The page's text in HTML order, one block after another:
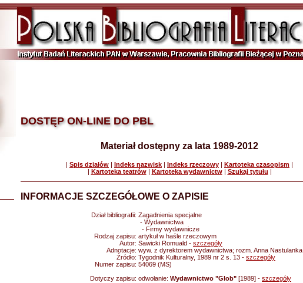
DOSTĘP ON-LINE DO PBL
Materiał dostępny za lata 1989-2012
| Spis działów | Indeks nazwisk | Indeks rzeczowy | Kartoteka czasopism |
| Kartoteka teatrów| Kartoteka wydawnictw| Szukaj tytułu |
INFORMACJE SZCZEGÓŁOWE O ZAPISIE
Dział bibliografii: Zagadnienia specjalne
- Wydawnictwa
- Firmy wydawnicze
Rodzaj zapisu: artykuł w haśle rzeczowym
Autor: Sawicki Romuald - szczegóły
Adnotacje: wyw. z dyrektorem wydawnictwa; rozm. Anna Nastulanka
Źródło: Tygodnik Kulturalny, 1989 nr 2 s. 13 - szczegóły
Numer zapisu: 54069 (MS)
Dotyczy zapisu: odwołanie: Wydawnictwo "Glob" [1989] - szczegóły